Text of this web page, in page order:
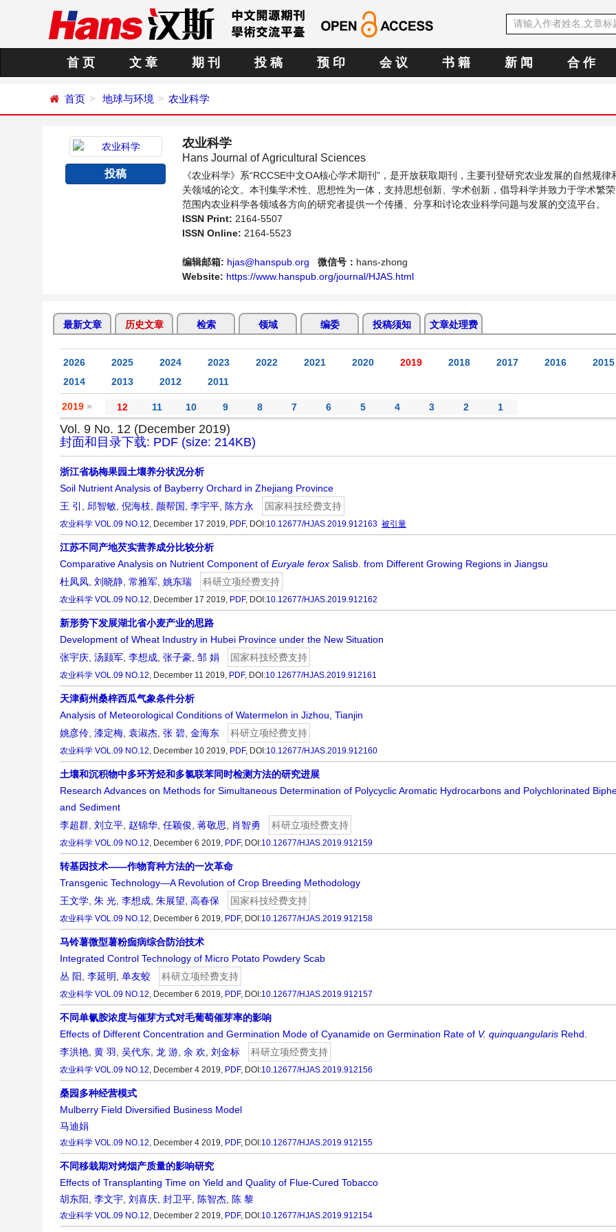
首 页 文 章 期 刊 投 稿 预 印 会 议 书 籍 新 闻 合 作
首页 地球与环境 农业科学
投稿
农业科学
Hans Journal of Agricultural Sciences
《农业科学》系“RCCSE中文OA核心学术期刊”，是开放获取期刊，主要刊登研究农业发展的自然规律
关领域的论文。本刊集学术性、思想性为一体，支持思想创新、学术创新，倡导科学并致力于学术繁
范围内农业科学各领域各方向的研究者提供一个传播、分享和讨论农业科学问题与发展的交流平台。
ISSN Print: 2164-5507
ISSN Online: 2164-5523
编辑邮箱: hjas@hanspub.org 微信号： hans-zhong
Website: https://www.hanspub.org/journal/HJAS.html
最新文章 历史文章 检索 领域 编委 投稿须知 文章处理费
2026 2025 2024 2023 2022 2021 2020 2019 2018 2017 2016
2015
2014
2013 2012 2011
2019 » 12 11 10 9 8 7 6 5 4 3 2 1
Vol. 9 No. 12 (December 2019)
封面和目录下载: PDF (size: 214KB)
浙江省杨梅果园土壤养分状况分析
Soil Nutrient Analysis of Bayberry Orchard in Zhejiang Province
王 引
邱智敏 倪海枝 颜帮国 李宇平 陈方永 国家科技经费支持
农业科学 VOL.09 NO.12, December 17 2019, PDF, DOI:10.12677/HJAS.2019.912163 被引量
江苏不同产地芡实营养成分比较分析
Comparative Analysis on Nutrient Component of Euryale ferox Salisb. from Different Growing Regions in Jiangsu
杜凤凤 刘晓静 常雅军 姚东瑞 科研立项经费支持
农业科学 VOL.09 NO.12, December 17 2019, PDF, DOI:10.12677/HJAS.2019.912162
新形势下发展湖北省小麦产业的思路
Development of Wheat Industry in Hubei Province under the New Situation
张宇庆 汤颢军 李想成 张子豪 邹 娟 国家科技经费支持
农业科学 VOL.09 NO.12, December 11 2019, PDF, DOI:10.12677/HJAS.2019.912161
天津蓟州桑梓西瓜气象条件分析
Analysis of Meteorological Conditions of Watermelon in Jizhou, Tianjin
姚彦伶 漆定梅 袁淑杰 张 碧 金海东 科研立项经费支持
农业科学 VOL.09 NO.12, December 10 2019, PDF, DOI:10.12677/HJAS.2019.912160
土壤和沉积物中多环芳烃和多氯联苯同时检测方法的研究进展
Research Advances on Methods for Simultaneous Determination of Polycyclic Aromatic Hydrocarbons and Polychlorinated
and Sediment
李超群 刘立平 赵锦华 任颖俊 蒋敬思 肖智勇 科研立项经费支持
农业科学 VOL.09 NO.12, December 6 2019, PDF, DOI:10.12677/HJAS.2019.912159
转基因技术——作物育种方法的一次革命
Transgenic Technology—A Revolution of Crop Breeding Methodology
王文学 朱 光 李想成 朱展望 高春保 国家科技经费支持
农业科学 VOL.09 NO.12, December 6 2019, PDF, DOI:10.12677/HJAS.2019.912158
马铃薯微型薯粉痂病综合防治技术
Integrated Control Technology of Micro Potato Powdery Scab
丛 阳 李延明 单友蛟 科研立项经费支持
农业科学 VOL.09 NO.12, December 6 2019, PDF, DOI:10.12677/HJAS.2019.912157
不同单氰胺浓度与催芽方式对毛葡萄催芽率的影响
Effects of Different Concentration and Germination Mode of Cyanamide on Germination Rate of V. quinquangularis Rehd.
李洪艳 黄 羽 吴代东 龙 游 余 欢 刘金标 科研立项经费支持
农业科学 VOL.09 NO.12, December 4 2019, PDF, DOI:10.12677/HJAS.2019.912156
桑园多种经营模式
Mulberry Field Diversified Business Model
马迪娟
农业科学 VOL.09 NO.12, December 4 2019, PDF, DOI:10.12677/HJAS.2019.912155
不同移栽期对烤烟产质量的影响研究
Effects of Transplanting Time on Yield and Quality of Flue-Cured Tobacco
胡东阳 李文宇 刘喜庆 封卫平 陈智杰 陈 黎
农业科学 VOL.09 NO.12, December 2 2019, PDF, DOI:10.12677/HJAS.2019.912154